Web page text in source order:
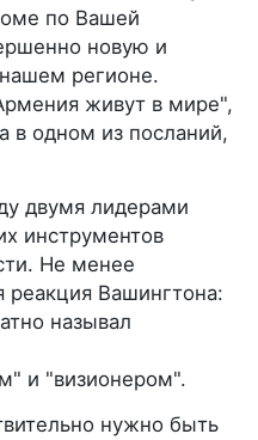
по Вашей
новую и
регионе.
живут в мире",
в одном из посланий,
двумя лидерами
инструментов
Не менее
реакция Вашингтона:
называл
и "визионером".
нужно быть